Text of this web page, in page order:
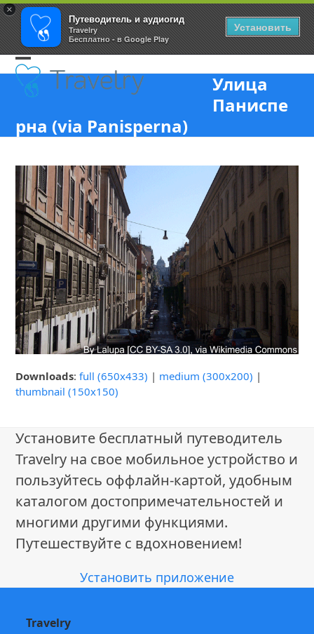
×
Путеводитель и аудиогид
Travelry
Бесплатно - в Google Play
Установить
Skip
to
content
Open
mobile
menu
Close
mobile
menu
Улица
Паниспе
рна (via Panisperna)
Downloads:full (650x433) | medium (300x200) |
thumbnail (150x150)
Установите бесплатный путеводитель
Travelry на свое мобильное устройство и
пользуйтесь оффлайн-картой, удобным
каталогом достопримечательностей и
многими другими функциями.
Путешествуйте с вдохновением!
Установить приложение
Travelry